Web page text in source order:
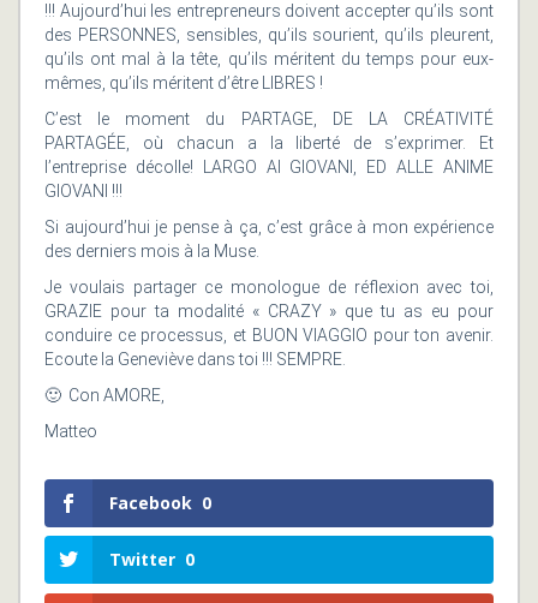
!!! Aujourd’hui les entrepreneurs doivent accepter qu’ils sont
des PERSONNES, sensibles, qu’ils sourient, qu’ils pleurent,
qu’ils ont mal à la tête, qu’ils méritent du temps pour eux-
mêmes, qu’ils méritent d’être LIBRES !
C’est le moment du PARTAGE, DE LA CRÉATIVITÉ
PARTAGÉE, où chacun a la liberté de s’exprimer. Et
l’entreprise décolle! LARGO AI GIOVANI, ED ALLE ANIME
GIOVANI !!!
Si aujourd’hui je pense à ça, c’est grâce à mon expérience
des derniers mois à la Muse.
Je voulais partager ce monologue de réflexion avec toi,
GRAZIE pour ta modalité « CRAZY » que tu as eu pour
conduire ce processus, et BUON VIAGGIO pour ton avenir.
Ecoute la Geneviève dans toi !!! SEMPRE.
🙂 Con AMORE,
Matteo
Facebook 0
Twitter 0